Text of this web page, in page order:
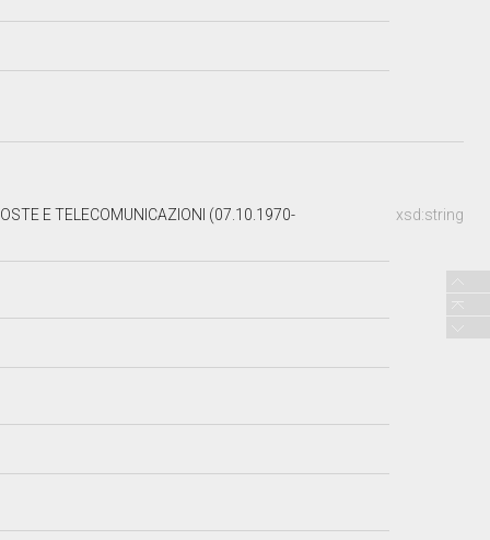
xsd:string
E TELECOMUNICAZIONI (07.10.1970-